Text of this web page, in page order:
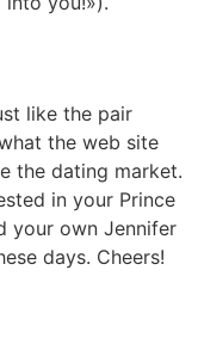
like the pair
the web site
the dating market.
in your Prince
your own Jennifer
days. Cheers!